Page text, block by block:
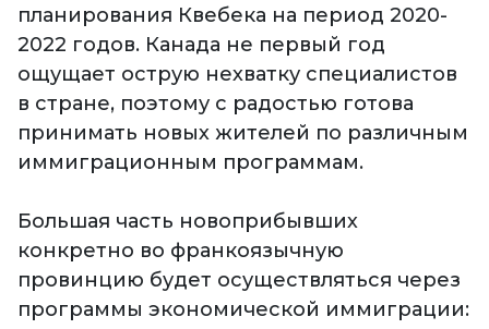
планирования Квебека на период 2020-
2022 годов. Канада не первый год
ощущает острую нехватку специалистов
в стране, поэтому с радостью готова
принимать новых жителей по различным
иммиграционным программам.
Большая часть новоприбывших
конкретно во франкоязычную
провинцию будет осуществляться через
программы экономической иммиграции: